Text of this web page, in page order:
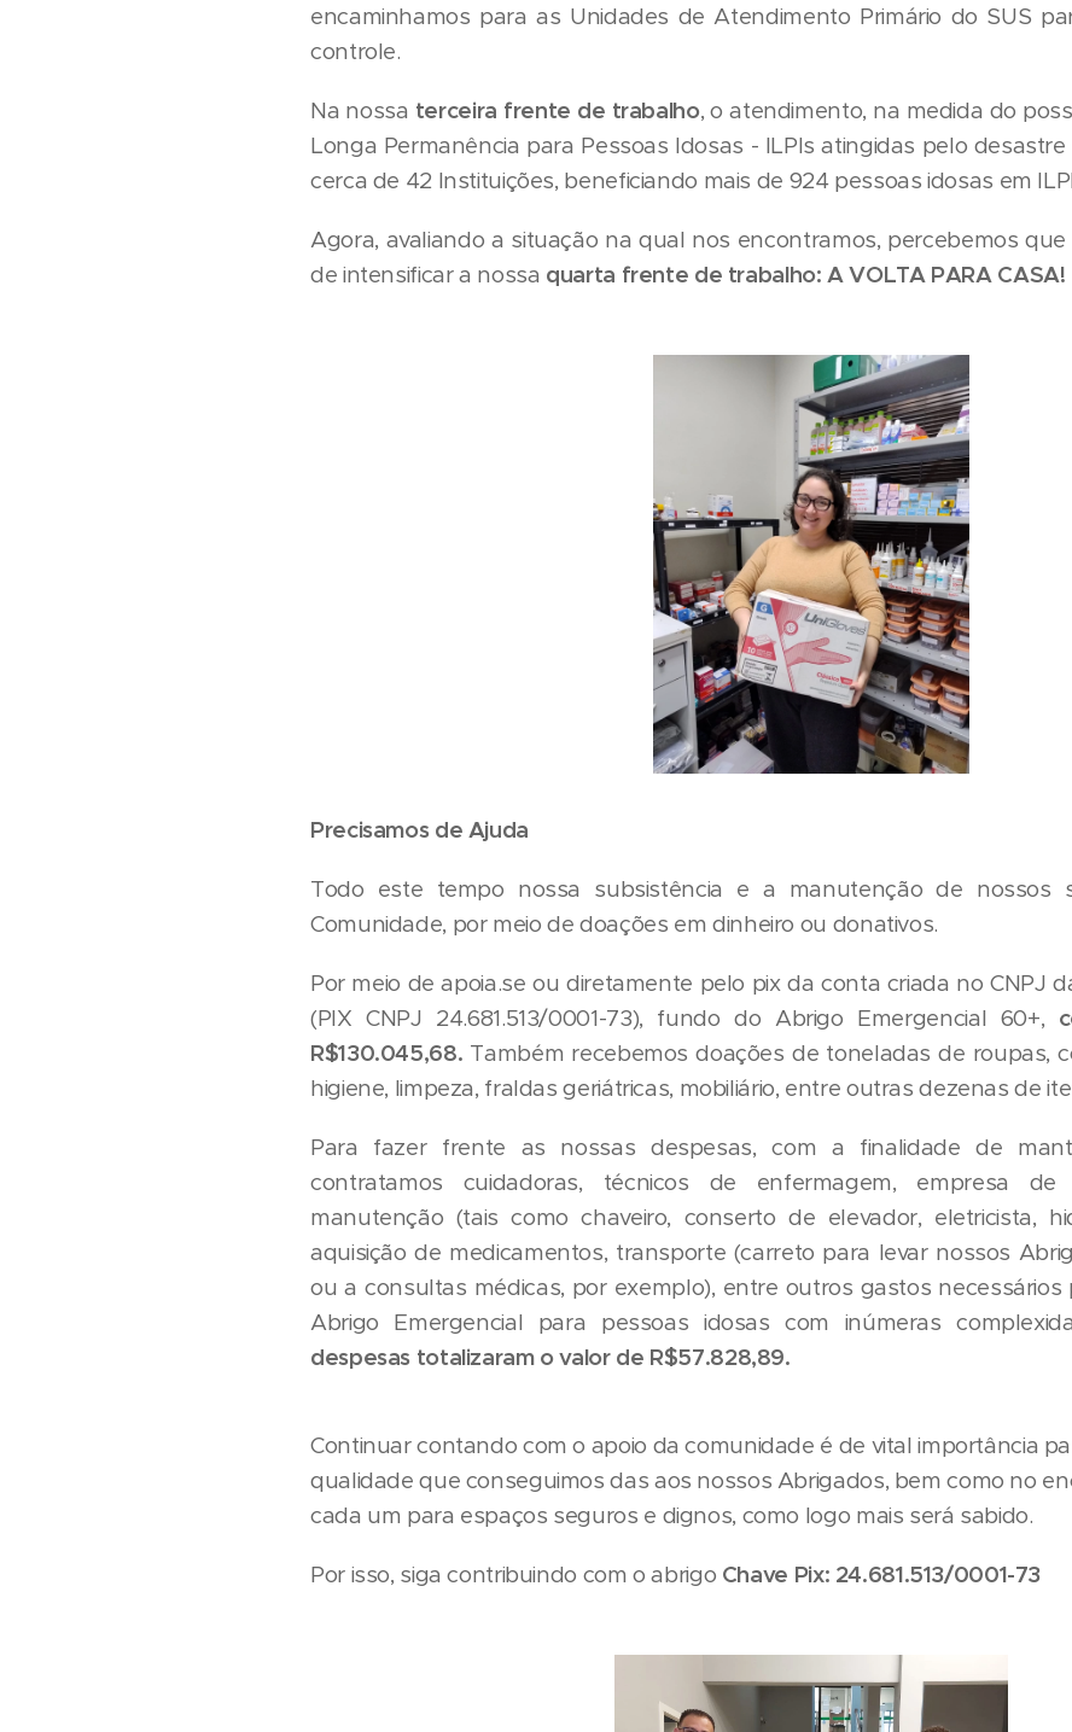
encaminhamos para as Unidades de Atendimento Primário do SUS
controle.
Na nossa terceira frente de trabalho, o atendimento, na medida do
Longa Permanência para Pessoas Idosas - ILPIs atingidas pelo
cerca de 42 Instituições, beneficiando mais de 924 pessoas idosas em
Agora, avaliando a situação na qual nos encontramos, percebemos
de intensificar a nossa quarta frente de trabalho: A VOLTA PARA CASA!
Precisamos de Ajuda
Todo este tempo nossa subsistência e a manutenção de nossos
Comunidade, por meio de doações em dinheiro ou donativos.
Por meio de apoia.se ou diretamente pelo pix da conta criada no CNPJ
(PIX CNPJ 24.681.513/0001-73), fundo do Abrigo Emergencial 60+,
R$130.045,68. Também recebemos doações de toneladas de roupas,
higiene, limpeza, fraldas geriátricas, mobiliário, entre outras dezenas de
Para fazer frente as nossas despesas, com a finalidade de
contratamos cuidadoras, técnicos de enfermagem, empresa de
manutenção (tais como chaveiro, conserto de elevador, eletricista,
aquisição de medicamentos, transporte (carreto para levar nossos
ou a consultas médicas, por exemplo), entre outros gastos necessários
Abrigo Emergencial para pessoas idosas com inúmeras
despesas totalizaram o valor de R$57.828,89.
Continuar contando com o apoio da comunidade é de vital importância
qualidade que conseguimos das aos nossos Abrigados, bem como no
cada um para espaços seguros e dignos, como logo mais será sabido.
Por isso, siga contribuindo com o abrigo Chave Pix: 24.681.513/0001-73